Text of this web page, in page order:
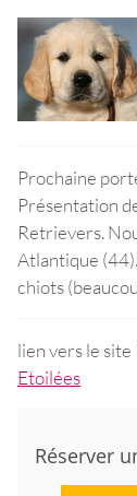
Prochaine
Présentation
Retrievers.
Atlantique
chiots
lien vers le
Etoilées
Réserver